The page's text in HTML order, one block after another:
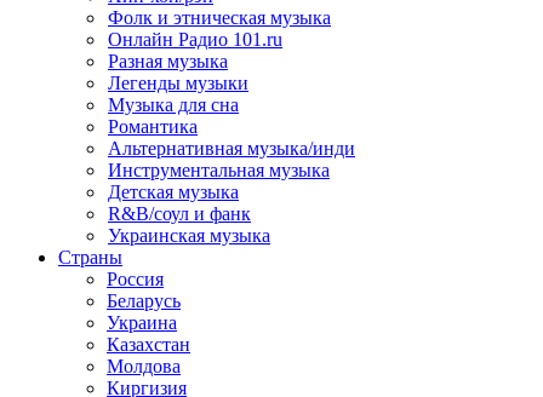
Фолк и этническая музыка
Онлайн Радио 101.ru
Разная музыка
Легенды музыки
Музыка для сна
Романтика
Альтернативная музыка/инди
Инструментальная музыка
Детская музыка
R&B/cоул и фанк
Украинская музыка
Страны
Россия
Беларусь
Украина
Казахстан
Молдова
Киргизия